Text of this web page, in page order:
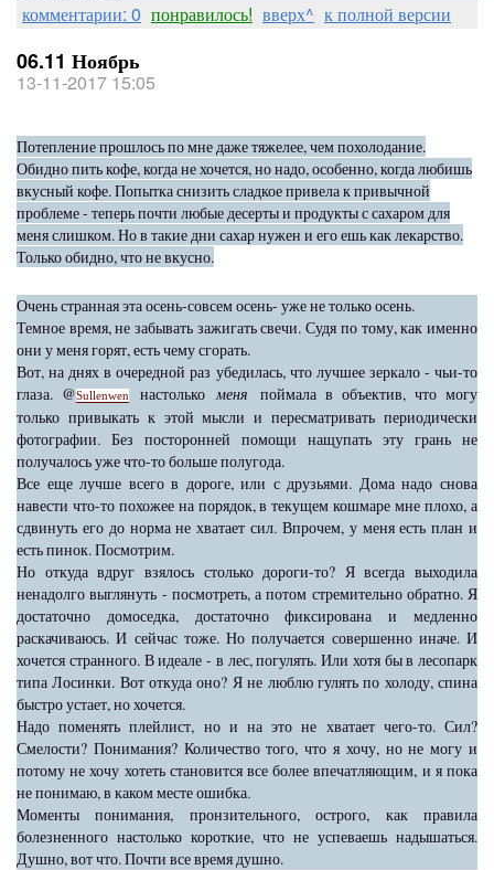
комментарии: 0 понравилось! вверх^ к полной версии
06.11 Ноябрь
13-11-2017 15:05
Потепление прошлось по мне даже тяжелее, чем похолодание.
Обидно пить кофе, когда не хочется, но надо, особенно, когда любишь
вкусный кофе. Попытка снизить сладкое привела к привычной
проблеме - теперь почти любые десерты и продукты с сахаром для
меня слишком. Но в такие дни сахар нужен и его ешь как лекарство.
Только обидно, что не вкусно.
Очень странная эта осень-совсем осень- уже не только осень.
Темное время, не забывать зажигать свечи. Судя по тому, как именно
они у меня горят, есть чему сгорать.
Вот, на днях в очередной раз убедилась, что лучшее зеркало - чьи-то
глаза. @Sullenwen настолькоменя поймала в объектив, что могу
только привыкать к этой мысли и пересматривать периодически
фотографии. Без посторонней помощи нащупать эту грань не
получалось уже что-то больше полугода.
Все еще лучше всего в дороге, или с друзьями. Дома надо снова
навести что-то похожее на порядок, в текущем кошмаре мне плохо, а
сдвинуть его до норма не хватает сил. Впрочем, у меня есть план и
есть пинок. Посмотрим.
Но откуда вдруг взялось столько дороги-то? Я всегда выходила
ненадолго выглянуть - посмотреть, а потом стремительно обратно. Я
достаточно домоседка, достаточно фиксирована и медленно
раскачиваюсь. И сейчас тоже. Но получается совершенно иначе. И
хочется странного. В идеале - в лес, погулять. Или хотя бы в лесопарк
типа Лосинки. Вот откуда оно? Я не люблю гулять по холоду, спина
быстро устает, но хочется.
Надо поменять плейлист, но и на это не хватает чего-то. Сил?
Смелости? Понимания? Количество того, что я хочу, но не могу и
потому не хочу хотеть становится все более впечатляющим, и я пока
не понимаю, в каком месте ошибка.
Моменты понимания, пронзительного, острого, как правила
болезненного настолько короткие, что не успеваешь надышаться.
Душно, вот что. Почти все время душно.